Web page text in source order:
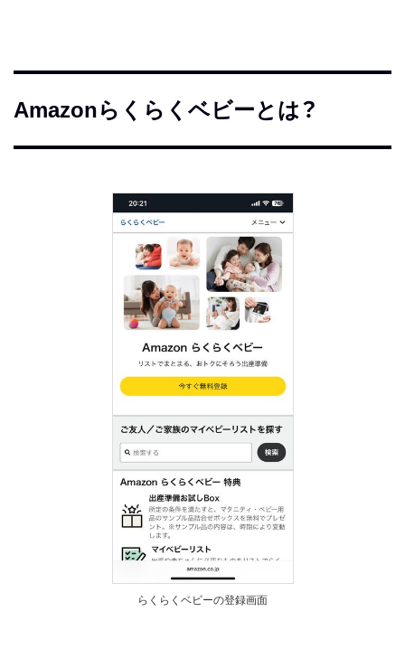
Amazonらくらくベビーとは？
らくらくベビーの登録画面